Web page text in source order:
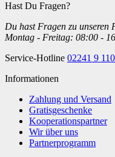
Hast Du Fragen?
Du hast Fragen zu unseren
Montag - Freitag: 08:00 -
Service-Hotline 02241 9
Informationen
Zahlung und Versand
Gratisgeschenke
Kooperationspartner
Wir über uns
Partnerprogramm